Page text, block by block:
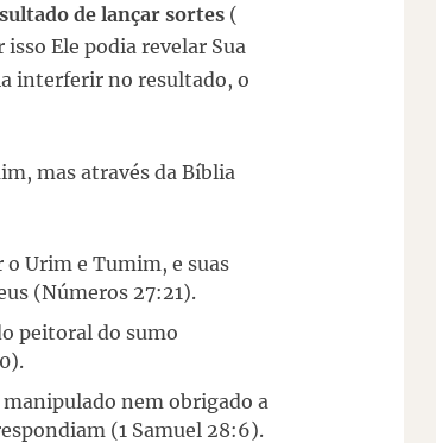
de lançar sortes (
Ele podia revelar Sua
interferir no resultado, o
mas através da Bíblia
o Urim e Tumim, e suas
(Números 27:21).
peitoral do sumo
nem obrigado a
(1 Samuel 28:6).